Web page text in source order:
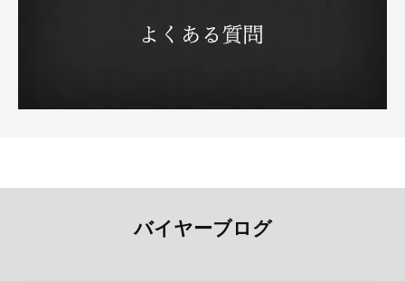
バイヤーブログ